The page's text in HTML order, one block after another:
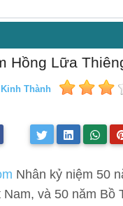
Hồng Lữa
Thành
Nhân kỷ niệm 50
Nam, và 50 năm Bồ